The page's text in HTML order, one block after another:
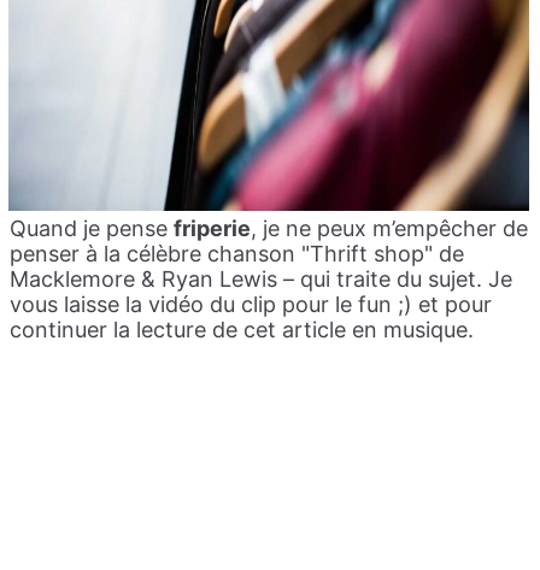
Quand je pense friperie, je ne peux m’empêcher de
penser à la célèbre chanson "Thrift shop" de
Macklemore & Ryan Lewis – qui traite du sujet. Je
vous laisse la vidéo du clip pour le fun ;) et pour
continuer la lecture de cet article en musique.